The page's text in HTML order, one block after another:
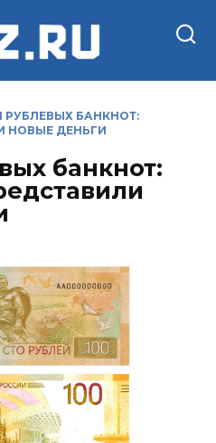
РУБЛЕВЫХ БАНКНОТ:
НОВЫЕ ДЕНЬГИ
банкнот: